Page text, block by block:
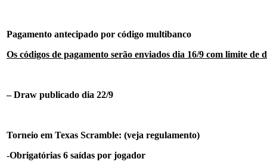
Pagamento antecipado por código multibanco
Os códigos de pagamento serão enviados dia 16/9 com limite de
– Draw publicado dia 22/9
Torneio em Texas Scramble: (veja regulamento)
-Obrigatórias 6 saídas por jogador